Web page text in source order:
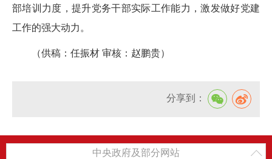
部培训力度，提升党务干部实际工作能力，激发做好党建
工作的强大动力。
（供稿：任振材 审核：赵鹏贵）
分享到：
中央政府及部分网站